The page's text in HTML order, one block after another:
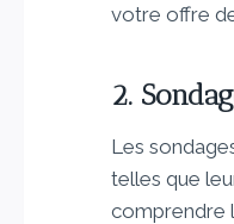
votre offre
2.
Les
telles que
comprendre